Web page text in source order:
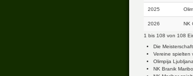
2025
2026 NK
1 bis 108 von 108
Die
Vereine
Olimpija
NK Branik